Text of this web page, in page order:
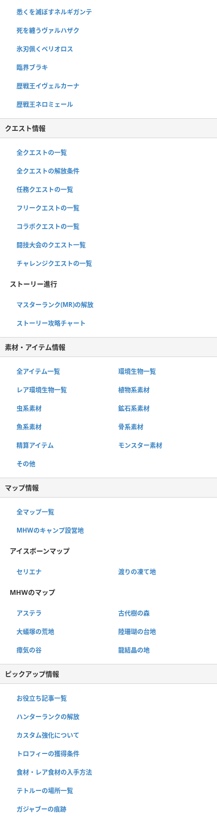
悉くを滅ぼすネルギガンテ
死を纏うヴァルハザク
氷刃佩くベリオロス
臨界ブラキ
歴戦王イヴェルカーナ
歴戦王ネロミェール
クエスト情報
全クエストの一覧
全クエストの解放条件
任務クエストの一覧
フリークエストの一覧
コラボクエストの一覧
闘技大会のクエスト一覧
チャレンジクエストの一覧
ストーリー進行
マスターランク(MR)の解放
ストーリー攻略チャート
素材・アイテム情報
全アイテム一覧 環境生物一覧
レア環境生物一覧 植物系素材
虫系素材 鉱石系素材
魚系素材 骨系素材
精算アイテム モンスター素材
その他
マップ情報
全マップ一覧
MHWのキャンプ設営地
アイスボーンマップ
セリエナ 渡りの凍て地
MHWのマップ
アステラ 古代樹の森
大蟻塚の荒地 陸珊瑚の台地
瘴気の谷 龍結晶の地
ピックアップ情報
お役立ち記事一覧
ハンターランクの解放
カスタム強化について
トロフィーの獲得条件
食材・レア食材の入手方法
テトルーの場所一覧
ガジャブーの痕跡